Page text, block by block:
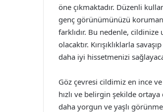
öne çıkmaktadır. Düzenli
genç görünümünüzü
farklıdır. Bu nedenle,
olacaktır. Kırışıklıklarla
daha iyi hissetmenizi
Göz çevresi cildimiz en ince
hızlı ve belirgin şekilde ortaya
daha yorgun ve yaşlı